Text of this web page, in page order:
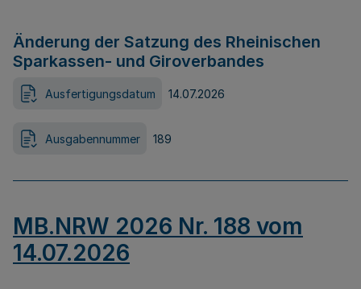
Änderung der Satzung des Rheinischen
Sparkassen- und Giroverbandes
Ausfertigungsdatum 14.07.2026
Ausgabennummer 189
MB.NRW 2026 Nr. 188 vom
14.07.2026